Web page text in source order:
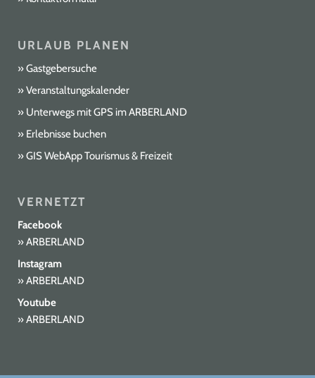
URLAUB PLANEN
Gastgebersuche
Veranstaltungskalender
Unterwegs mit GPS im ARBERLAND
Erlebnisse buchen
GIS WebApp Tourismus & Freizeit
VERNETZT
Facebook
ARBERLAND
Instagram
ARBERLAND
Youtube
ARBERLAND